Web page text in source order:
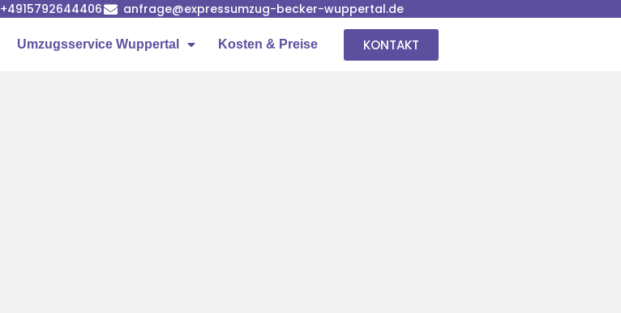
+4915792644406 anfrage@expressumzug-becker-wuppertal.de
Umzugsservice Wuppertal Kosten & Preise KONTAKT